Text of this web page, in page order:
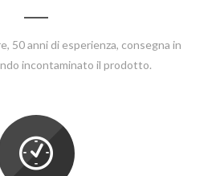
50 anni di esperienza, consegna in
incontaminato il prodotto.